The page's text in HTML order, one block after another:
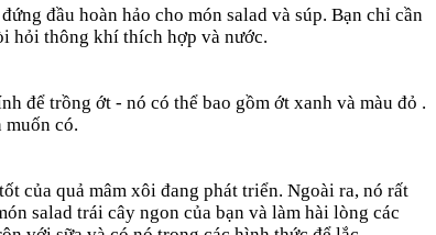
đầu hoàn hảo cho món salad và súp. Bạn chỉ cần
hỏi thông khí thích hợp và nước.
để trồng ớt - nó có thể bao gồm ớt xanh và màu đỏ .
có.
của quả mâm xôi đang phát triển. Ngoài ra, nó rất
salad trái cây ngon của bạn và làm hài lòng các